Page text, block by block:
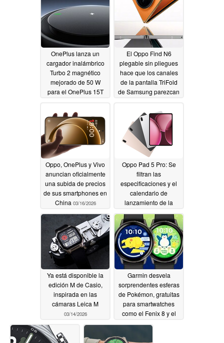
OnePlus lanza un
cargador inalámbrico
Turbo 2 magnético
mejorado de 50 W
para el OnePlus 15T
El Oppo Find N6
plegable sin pliegues
hace que los canales
de la pantalla TriFold
de Samsung parezcan
Oppo, OnePlus y Vivo
anuncian oficialmente
una subida de precios
de sus smartphones en
China 03/16/2026
Oppo Pad 5 Pro: Se
filtran las
especificaciones y el
calendario de
lanzamiento de la
insignia de Oppo
03/15/2026
Ya está disponible la
edición M de Casio,
inspirada en las
cámaras Leica M
03/14/2026
Garmin desvela
sorprendentes esferas
de Pokémon, gratuitas
para smartwatches
como el Fenix 8 y el